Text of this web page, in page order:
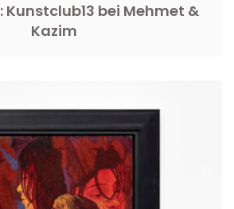
Kunstclub13 bei Mehmet &
Kazim